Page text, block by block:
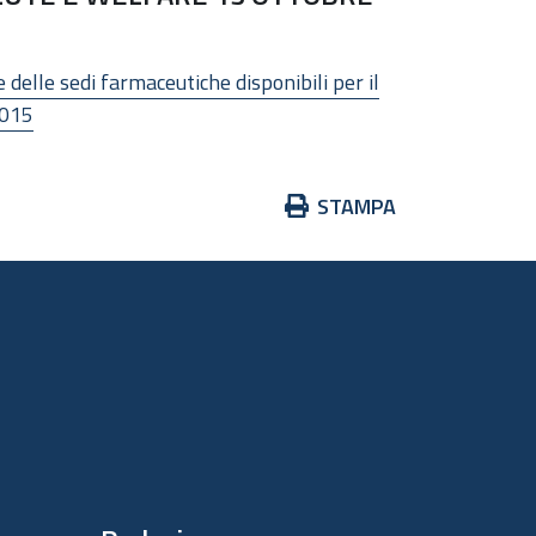
sedi farmaceutiche disponibili per il
Azioni
documento
STAMPA